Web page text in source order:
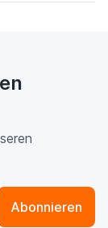
Abonnieren